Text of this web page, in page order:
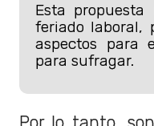
Esta
feriado laboral,
aspectos para
para sufragar.